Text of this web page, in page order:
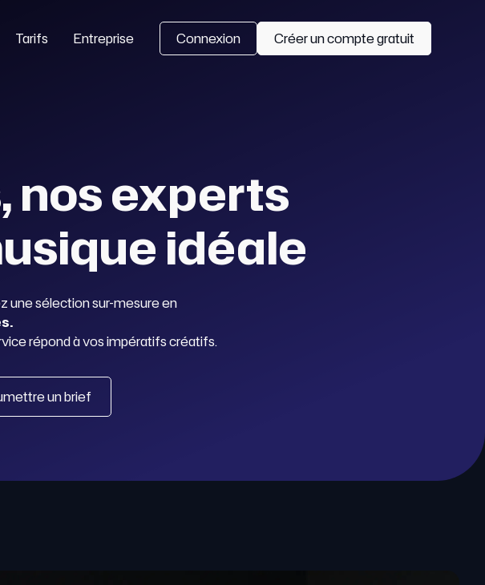
Tarifs Entreprise Connexion Créer un compte gratuit
nos experts
idéale
une sélection sur-mesure en
répond à vos impératifs créatifs.
un brief